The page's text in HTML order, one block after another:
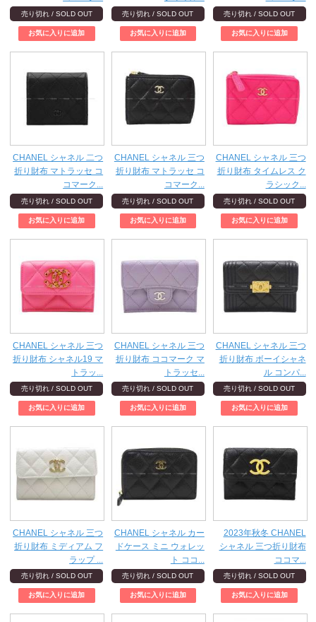
売り切れ / SOLD OUT 売り切れ / SOLD OUT 売り切れ / SOLD OUT
CHANEL シャネル 二つ
折り財布 マトラッセ コ
コマーク...
売り切れ / SOLD OUT
CHANEL シャネル 三つ
折り財布 マトラッセ コ
コマーク...
売り切れ / SOLD OUT
CHANEL シャネル 三つ
折り財布 タイムレス ク
ラシック...
売り切れ / SOLD OUT
CHANEL シャネル 三つ
折り財布 シャネル19 マ
トラッ...
売り切れ / SOLD OUT
CHANEL シャネル 三つ
折り財布 ココマーク マ
トラッセ...
売り切れ / SOLD OUT
CHANEL シャネル 三つ
折り財布 ボーイシャネ
ル コンパ...
売り切れ / SOLD OUT
CHANEL シャネル 三つ
折り財布 ミディアム フ
ラップ ...
売り切れ / SOLD OUT
CHANEL シャネル カー
ドケース ミニ ウォレッ
ト ココ...
売り切れ / SOLD OUT
2023年秋冬 CHANEL
シャネル 三つ折り財布
ココマ...
売り切れ / SOLD OUT